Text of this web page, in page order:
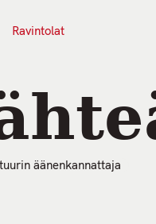
Ravintolat
äänenkannattaja